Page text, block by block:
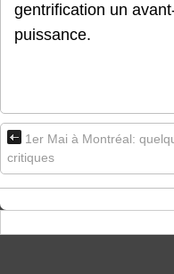
gentrification un
puissance.
1er Mai à Montréal:
critiques